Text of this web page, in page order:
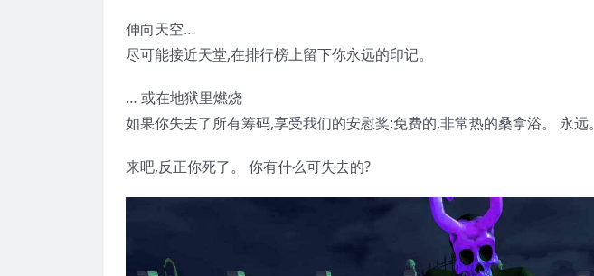
伸向天空…
尽可能接近天堂,在排行榜上留下你永远的印记。
… 或在地狱里燃烧
如果你失去了所有筹码,享受我们的安慰奖:免费的,非常热的桑拿浴。 永远。
来吧,反正你死了。 你有什么可失去的?